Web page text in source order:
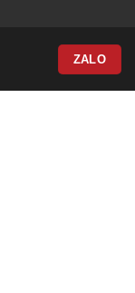
ZALO